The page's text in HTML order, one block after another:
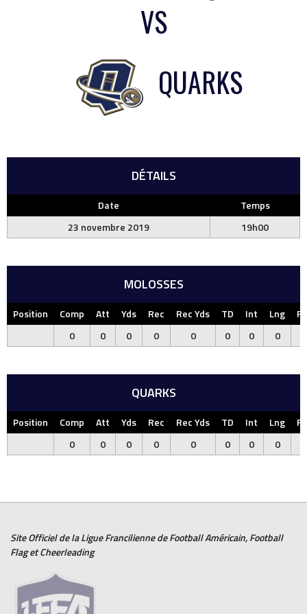
VS
QUARKS
DÉTAILS
Date
Temps
23 novembre 2019
19h00
MOLOSSES
Position Comp Att Yds Rec Rec Yds TD Int Lng
0
0 0 0 0 0 0 0
QUARKS
Position Comp Att Yds Rec Rec Yds TD Int Lng
0
0 0 0 0 0 0 0
Site Officiel de la Ligue Francilienne deFootball Américain,Football
FlagetCheerleading